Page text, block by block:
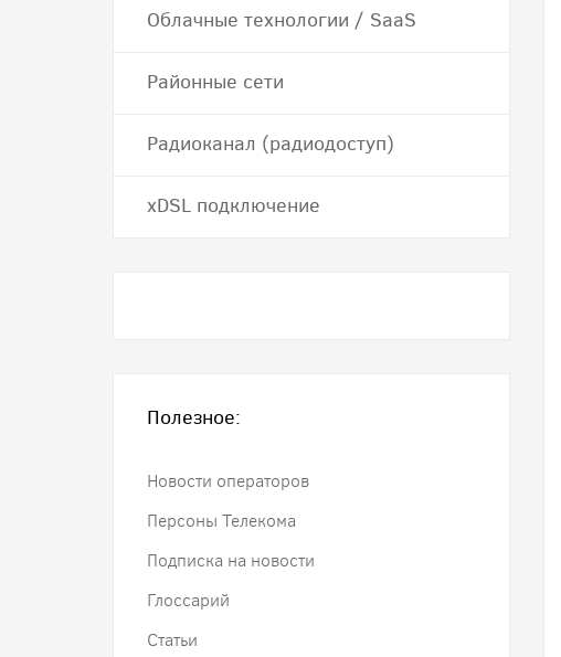
Облачные технологии / SaaS
Районные сети
Радиоканал (радиодоступ)
хDSL подключение
Полезное:
Новости операторов
Персоны Телекома
Подписка на новости
Глоссарий
Статьи